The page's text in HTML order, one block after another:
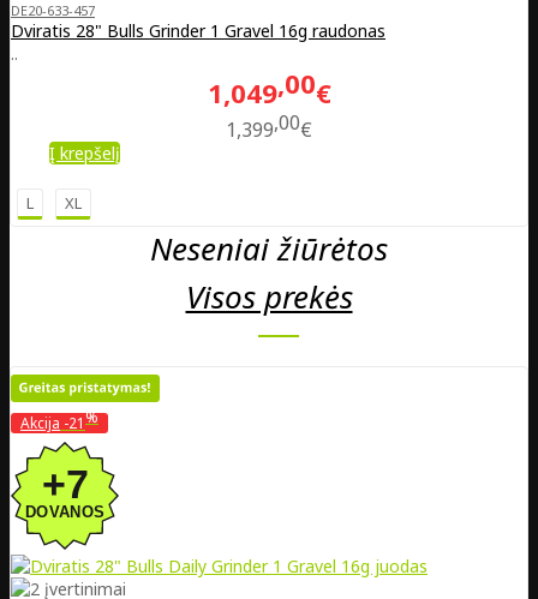
DE20-633-457
Dviratis 28" Bulls Grinder 1 Gravel 16g raudonas
..
1,049 00€
1,399 00€
Į krepšelį
L XL
Neseniai žiūrėtos
Visos prekės
Akcija -21%